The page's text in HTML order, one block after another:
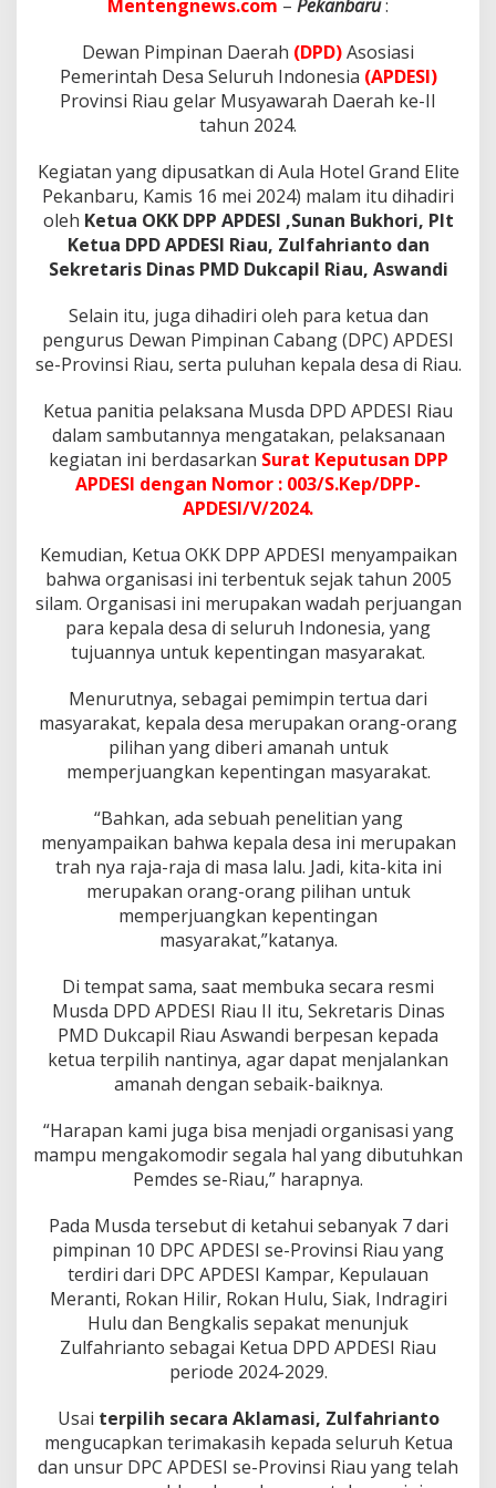
u
l
f
a
i
a
n
t
o
T
r
p
i
h
S
e
c
a
'
A
k
l
a
m
s
'
Mentengnews.com – Pekanbaru:
Dewan Pimpinan Daerah (DPD)Asosiasi
Pemerintah Desa Seluruh Indonesia (APDESI)
Provinsi Riau gelar Musyawarah Daerah ke-II
tahun 2024.
Kegiatan yang dipusatkan di Aula Hotel Grand Elite
Pekanbaru, Kamis 16 mei 2024) malam itu dihadiri
oleh Ketua OKK DPP APDESI ,Sunan Bukhori, Plt
Ketua DPD APDESI Riau, Zulfahrianto dan
Sekretaris Dinas PMD Dukcapil Riau, Aswandi
Selain itu, juga dihadiri oleh para ketua dan
pengurus Dewan Pimpinan Cabang (DPC) APDESI
se-Provinsi Riau, serta puluhan kepala desa di Riau.
Ketua panitia pelaksana Musda DPD APDESI Riau
dalam sambutannya mengatakan, pelaksanaan
kegiatan ini berdasarkan Surat Keputusan DPP
APDESI dengan Nomor : 003/S.Kep/DPP-
APDESI/V/2024.
Kemudian, Ketua OKK DPP APDESI menyampaikan
bahwa organisasi ini terbentuk sejak tahun 2005
silam. Organisasi ini merupakan wadah perjuangan
para kepala desa di seluruh Indonesia, yang
tujuannya untuk kepentingan masyarakat.
Menurutnya, sebagai pemimpin tertua dari
masyarakat, kepala desa merupakan orang-orang
pilihan yang diberi amanah untuk
memperjuangkan kepentingan masyarakat.
“Bahkan, ada sebuah penelitian yang
menyampaikan bahwa kepala desa ini merupakan
trah nya raja-raja di masa lalu. Jadi, kita-kita ini
merupakan orang-orang pilihan untuk
memperjuangkan kepentingan
masyarakat,”katanya.
Di tempat sama, saat membuka secara resmi
Musda DPD APDESI Riau II itu, Sekretaris Dinas
PMD Dukcapil Riau Aswandi berpesan kepada
ketua terpilih nantinya, agar dapat menjalankan
amanah dengan sebaik-baiknya.
“Harapan kami juga bisa menjadi organisasi yang
mampu mengakomodir segala hal yang dibutuhkan
Pemdes se-Riau,” harapnya.
Pada Musda tersebut di ketahui sebanyak 7 dari
pimpinan 10 DPC APDESI se-Provinsi Riau yang
terdiri dari DPC APDESI Kampar, Kepulauan
Meranti, Rokan Hilir, Rokan Hulu, Siak, Indragiri
Hulu dan Bengkalis sepakat menunjuk
Zulfahrianto sebagai Ketua DPD APDESI Riau
periode 2024-2029.
Usai terpilih secara Aklamasi, Zulfahrianto
mengucapkan terimakasih kepada seluruh Ketua
dan unsur DPC APDESI se-Provinsi Riau yang telah